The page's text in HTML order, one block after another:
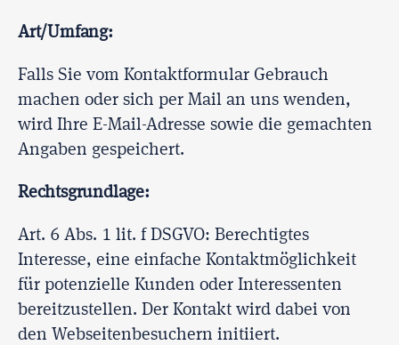
Art/Umfang:
Falls Sie vom Kontaktformular Gebrauch
machen oder sich per Mail an uns wenden,
wird Ihre E-Mail-Adresse sowie die gemachten
Angaben gespeichert.
Rechtsgrundlage:
Art. 6 Abs. 1 lit. f DSGVO: Berechtigtes
Interesse, eine einfache Kontaktmöglichkeit
für potenzielle Kunden oder Interessenten
bereitzustellen. Der Kontakt wird dabei von
den Webseitenbesuchern initiiert.